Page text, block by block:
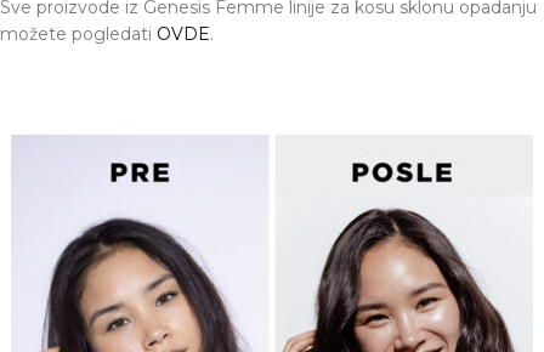
Sve proizvode iz Genesis Femme linije za kosu sklonu opadanju
možete pogledati OVDE.